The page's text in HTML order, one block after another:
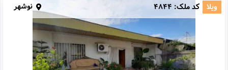
ویلا کد ملک: 4844 نوشهر